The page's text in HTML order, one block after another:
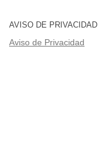
AVISO DE PRIVACIDAD
Aviso de Privacidad